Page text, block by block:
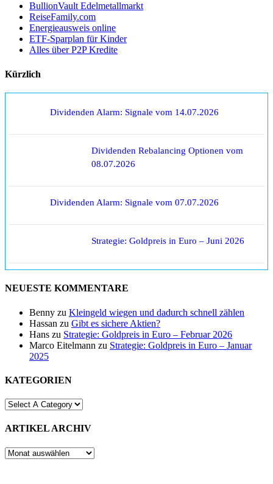
BullionVault Edelmetallmarkt
ReiseFamily.com
Energieausweis online
ETF-Sparplan für Kinder
Alles über P2P Kredite
Kürzlich
Dividenden Alarm: Signale vom 14.07.2026
Dividenden Rebalancing Optionen vom
08.07.2026
Dividenden Alarm: Signale vom 07.07.2026
Strategie: Goldpreis in Euro – Juni 2026
NEUESTE KOMMENTARE
Benny zu Kleingeld wiegen und dadurch schnell zählen
Hassan zu Gibt es sichere Aktien?
Hans zu Strategie: Goldpreis in Euro – Februar 2026
Marco Eitelmann zu Strategie: Goldpreis in Euro – Januar
2025
KATEGORIEN
ARTIKEL ARCHIV
ARTIKEL